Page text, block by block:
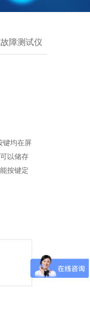
障测试仪
键均在屏
以储存
按键定